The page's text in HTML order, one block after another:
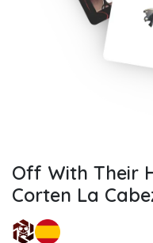
Off With Their
Corten La